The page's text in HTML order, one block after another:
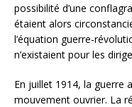
possibilité d’une
étaient alors
l’équation guerre-
n’existaient pour les
En juillet 1914, la guerre
mouvement ouvrier. La